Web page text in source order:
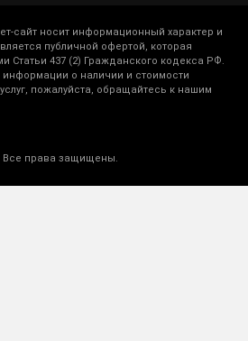
сайт носит информационный характер и
публичной офертой, которая
Статьи 437 (2) Гражданского кодекса РФ.
о наличии и стоимости
пожалуйста, обращайтесь к нашим
Все права защищены.